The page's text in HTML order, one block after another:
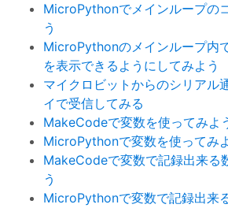
MicroPythonでメインループの
う
MicroPythonのメインループ内
を表示できるようにしてみよう
マイクロビットからのシリアル
イで受信してみる
MakeCodeで変数を使ってみよ
MicroPythonで変数を使ってみ
MakeCodeで変数で記録出来る
う
MicroPythonで変数で記録出来